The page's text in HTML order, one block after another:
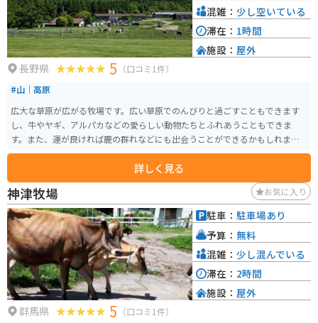
長野県 5 （口コミ1件）
#山｜高原
広大な草原が広がる牧場です。広い草原でのんびりと過ごすこともできます
し、牛やヤギ、アルパカなどの愛らしい動物たちとふれあうこともできま
す。また、運が良ければ鹿の群れなどにも出会うことができるかもしれませ
ん。牧場では、絶品のソフトクリームも販売されており、濃厚でミルキーな
詳しく見る
混雑： 少し空いている
滞在： 1時間
施設： 屋外
神津牧場 お気に入り
群馬県 5 （口コミ1件）
駐車： 駐車場あり
予算： 無料
混雑： 少し混んでいる
滞在： 2時間
施設： 屋外